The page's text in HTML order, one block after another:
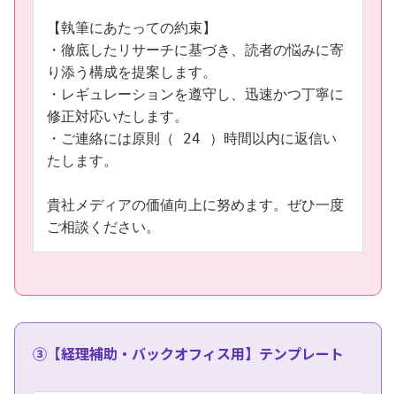
【執筆にあたっての約束】
・徹底したリサーチに基づき、読者の悩みに寄
り添う構成を提案します。
・レギュレーションを遵守し、迅速かつ丁寧に
修正対応いたします。
・ご連絡には原則（ 24 ）時間以内に返信い
たします。
貴社メディアの価値向上に努めます。ぜひ一度
ご相談ください。
③【経理補助・バックオフィス用】テンプレート